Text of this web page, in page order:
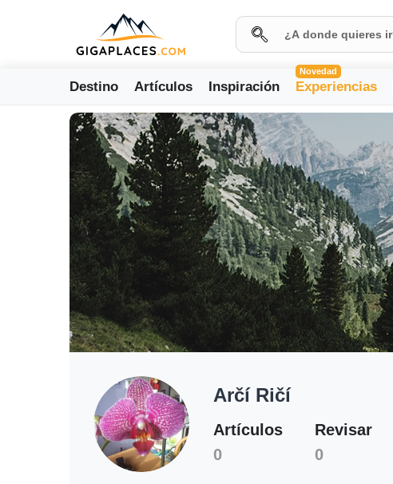
Destino Artículos Inspiración
Novedad
Experiencias
Arčí Ričí
Artículos
0
Revisar
0